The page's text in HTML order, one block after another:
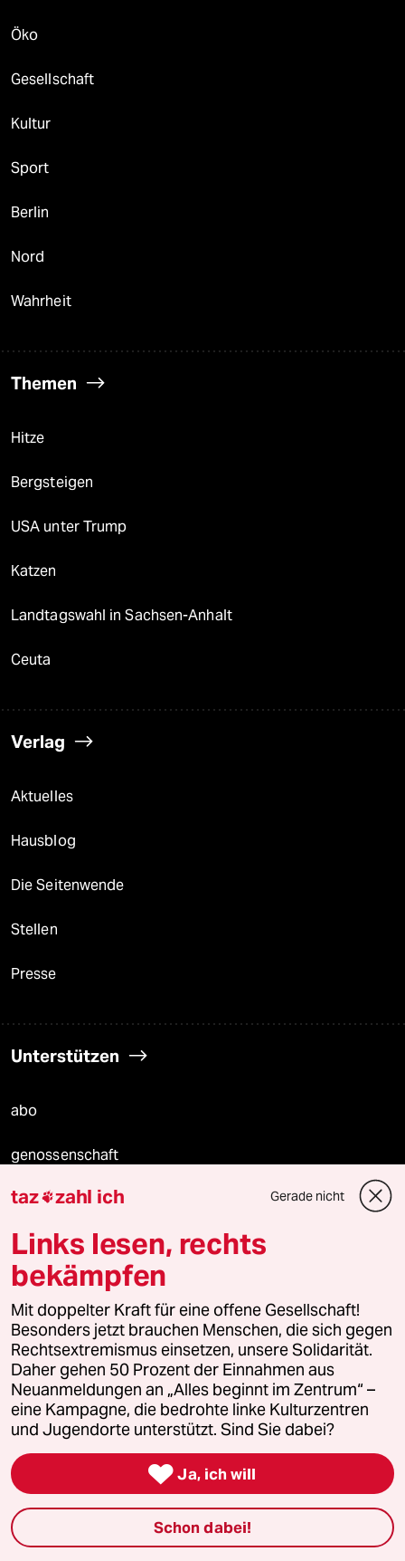
Öko
Gesellschaft
Kultur
Sport
Berlin
Nord
Wahrheit
Themen
Hitze
Bergsteigen
USA unter Trump
Katzen
Landtagswahl in Sachsen-Anhalt
Ceuta
Verlag
Aktuelles
Hausblog
Die Seitenwende
Stellen
Presse
Unterstützen
abo
genossenschaft
taz zahl ich
recherchefonds ausland
panterstiftung
panterpreis 2026
Podcast
bundestalk
fernverbindung
taz zahl ich Gerade nicht
Links lesen, rechts
bekämpfen
Mit doppelter Kraft für eine offene Gesellschaft!
Besonders jetzt brauchen Menschen, die sich gegen
Rechtsextremismus einsetzen, unsere Solidarität.
Daher gehen 50 Prozent der Einnahmen aus
Neuanmeldungen an „Alles beginnt im Zentrum“ –
eine Kampagne, die bedrohte linke Kulturzentren
und Jugendorte unterstützt. Sind Sie dabei?
 Ja, ich will
Schon dabei!